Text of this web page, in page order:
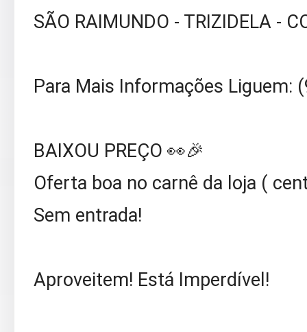
SÃO RAIMUNDO - TRIZIDELA -
Para Mais Informações Liguem:
BAIXOU PREÇO 👀🎉
Oferta boa no carnê da loja (
Sem entrada!
Aproveitem! Está Imperdível!